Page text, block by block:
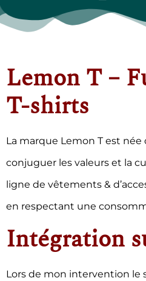
Lemon T –
T-shirts
La marque Lemon T est née
conjuguer les valeurs et la
ligne de vêtements &
en respectant une
Intégration
Lors de mon intervention le